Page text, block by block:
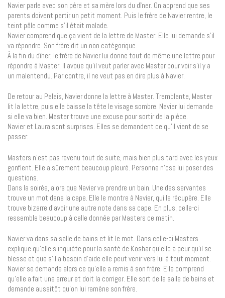
Navier parle avec son père et sa mère lors du dîner. On apprend que ses
parents doivent partir un petit moment. Puis le frère de Navier rentre, le
teint pâle comme s’il était malade.
Navier comprend que ça vient de la lettre de Master. Elle lui demande s’il
va répondre. Son frère dit un non catégorique.
À la fin du dîner, le frère de Navier lui donne tout de même une lettre pour
répondre à Master. Il avoue qu’il veut parler avec Master pour voir s’il y a
un malentendu. Par contre, il ne veut pas en dire plus à Navier.
De retour au Palais, Navier donne la lettre à Master. Tremblante, Master
lit la lettre, puis elle baisse la tête le visage sombre. Navier lui demande
si elle va bien. Master trouve une excuse pour sortir de la pièce.
Navier et Laura sont surprises. Elles se demandent ce qu’il vient de se
passer.
Masters n’est pas revenu tout de suite, mais bien plus tard avec les yeux
gonflent. Elle a sûrement beaucoup pleuré. Personne n’ose lui poser des
questions.
Dans la soirée, alors que Navier va prendre un bain. Une des servantes
trouve un mot dans la cape. Elle le montre à Navier, qui le récupère. Elle
trouve bizarre d’avoir une autre note dans sa cape. En plus, celle-ci
ressemble beaucoup à celle donnée par Masters ce matin.
Navier va dans sa salle de bains et lit le mot. Dans celle-ci Masters
explique qu’elle s’inquiète pour la santé de Koshar qu’elle a peur qu’il se
blesse et que s’il a besoin d’aide elle peut venir vers lui à tout moment.
Navier se demande alors ce qu’elle a remis à son frère. Elle comprend
qu’elle a fait une erreur et doit la corriger. Elle sort de la salle de bains et
demande aussitôt qu’on lui ramène son frère.